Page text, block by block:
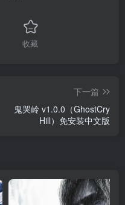
收藏
下一篇
鬼哭岭 v1.0.0（GhostCry
Hill）免安装中文版